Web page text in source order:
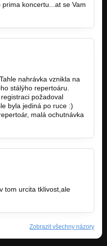
koncertu...at se Vam
nahrávka vznikla na
stálýho repertoáru.
požadoval
byla jediná po ruce :)
malá ochutnávka
tom urcita tklivost,ale
Zobrazit všechny názory